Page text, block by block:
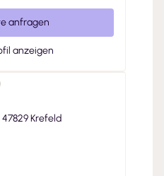
anfragen
anzeigen
Krefeld